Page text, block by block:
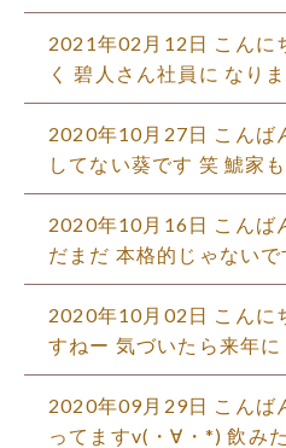
2021年02月12日 こんに
く 碧人さん社員に なり
2020年10月27日 こんば
してない葵です 笑 鯱家
2020年10月16日 こんば
だまだ 本格的じゃない
2020年10月02日 こん
すねー 気づいたら来年
2020年09月29日 こんば
ってますv(・∀・*) 飲み